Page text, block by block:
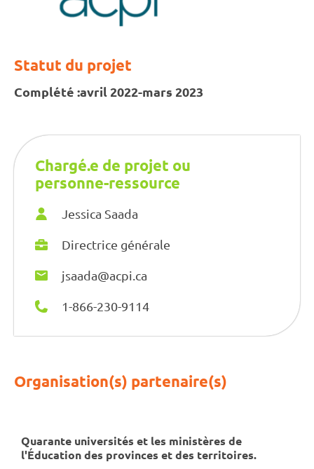
Statut du projet
Complété :avril 2022-mars 2023
Chargé.e de projet ou
personne-ressource
Jessica Saada
Directrice générale
jsaada@acpi.ca
1-866-230-9114
Organisation(s) partenaire(s)
Quarante universités et les ministères de
l'Éducation des provinces et des territoires.